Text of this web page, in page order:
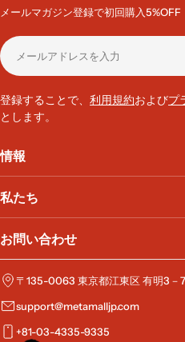
人気のラベル
ス，大口注文も承っております
メールマガジン登録で初回購入5%OFF
メ
ー
ル
ド
レ
登録することで、 利用規約およびプ
とします。
情報
私たち
お問い合わせ
〒135-0063 東京都江東区 有明3－
support@metamalljp.com
+81-03-4335-9335